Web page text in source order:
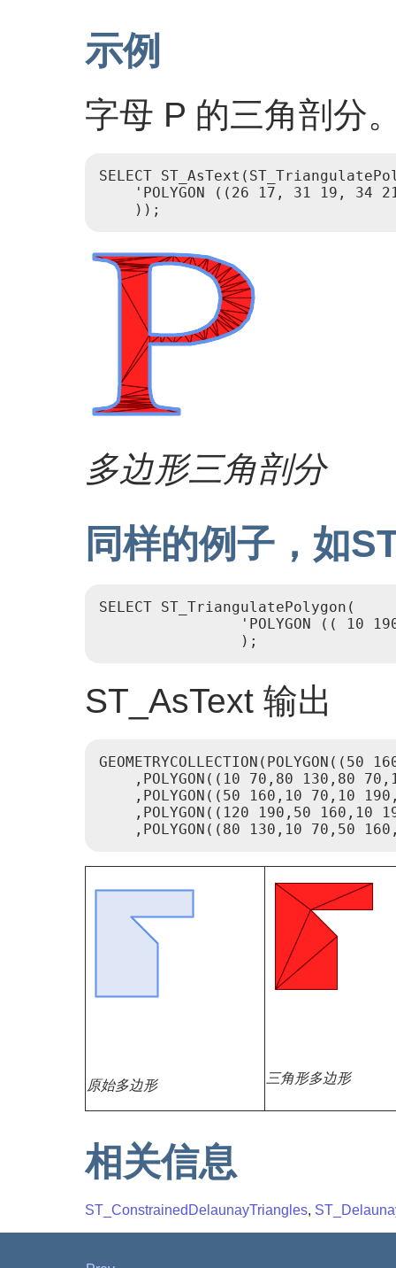
示例
字母 P 的三角剖分
SELECT
'POLYGON ((26 17, 31 19, 34
多边形三角剖分
同样的例子，如
SELECT ST_TriangulatePolygon(
'POLYGON (( 10
                );
ST_AsText 输出
,POLYGON((10 70,80 130,80
,POLYGON((50 160,10 70,10
,POLYGON((120 190,50 160,10
,POLYGON((80 130,10 70,50
原始多边形 三角形多边形
相关信息
ST_ConstrainedDelaunayTriangles,